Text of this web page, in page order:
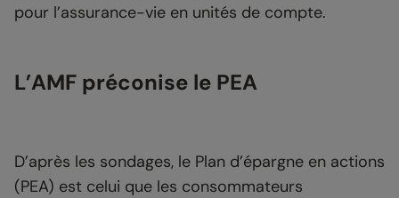
pour l’assurance-vie en unités de compte.
L’AMF préconise le PEA
D’après les sondages, le Plan d’épargne en actions
(PEA) est celui que les consommateurs